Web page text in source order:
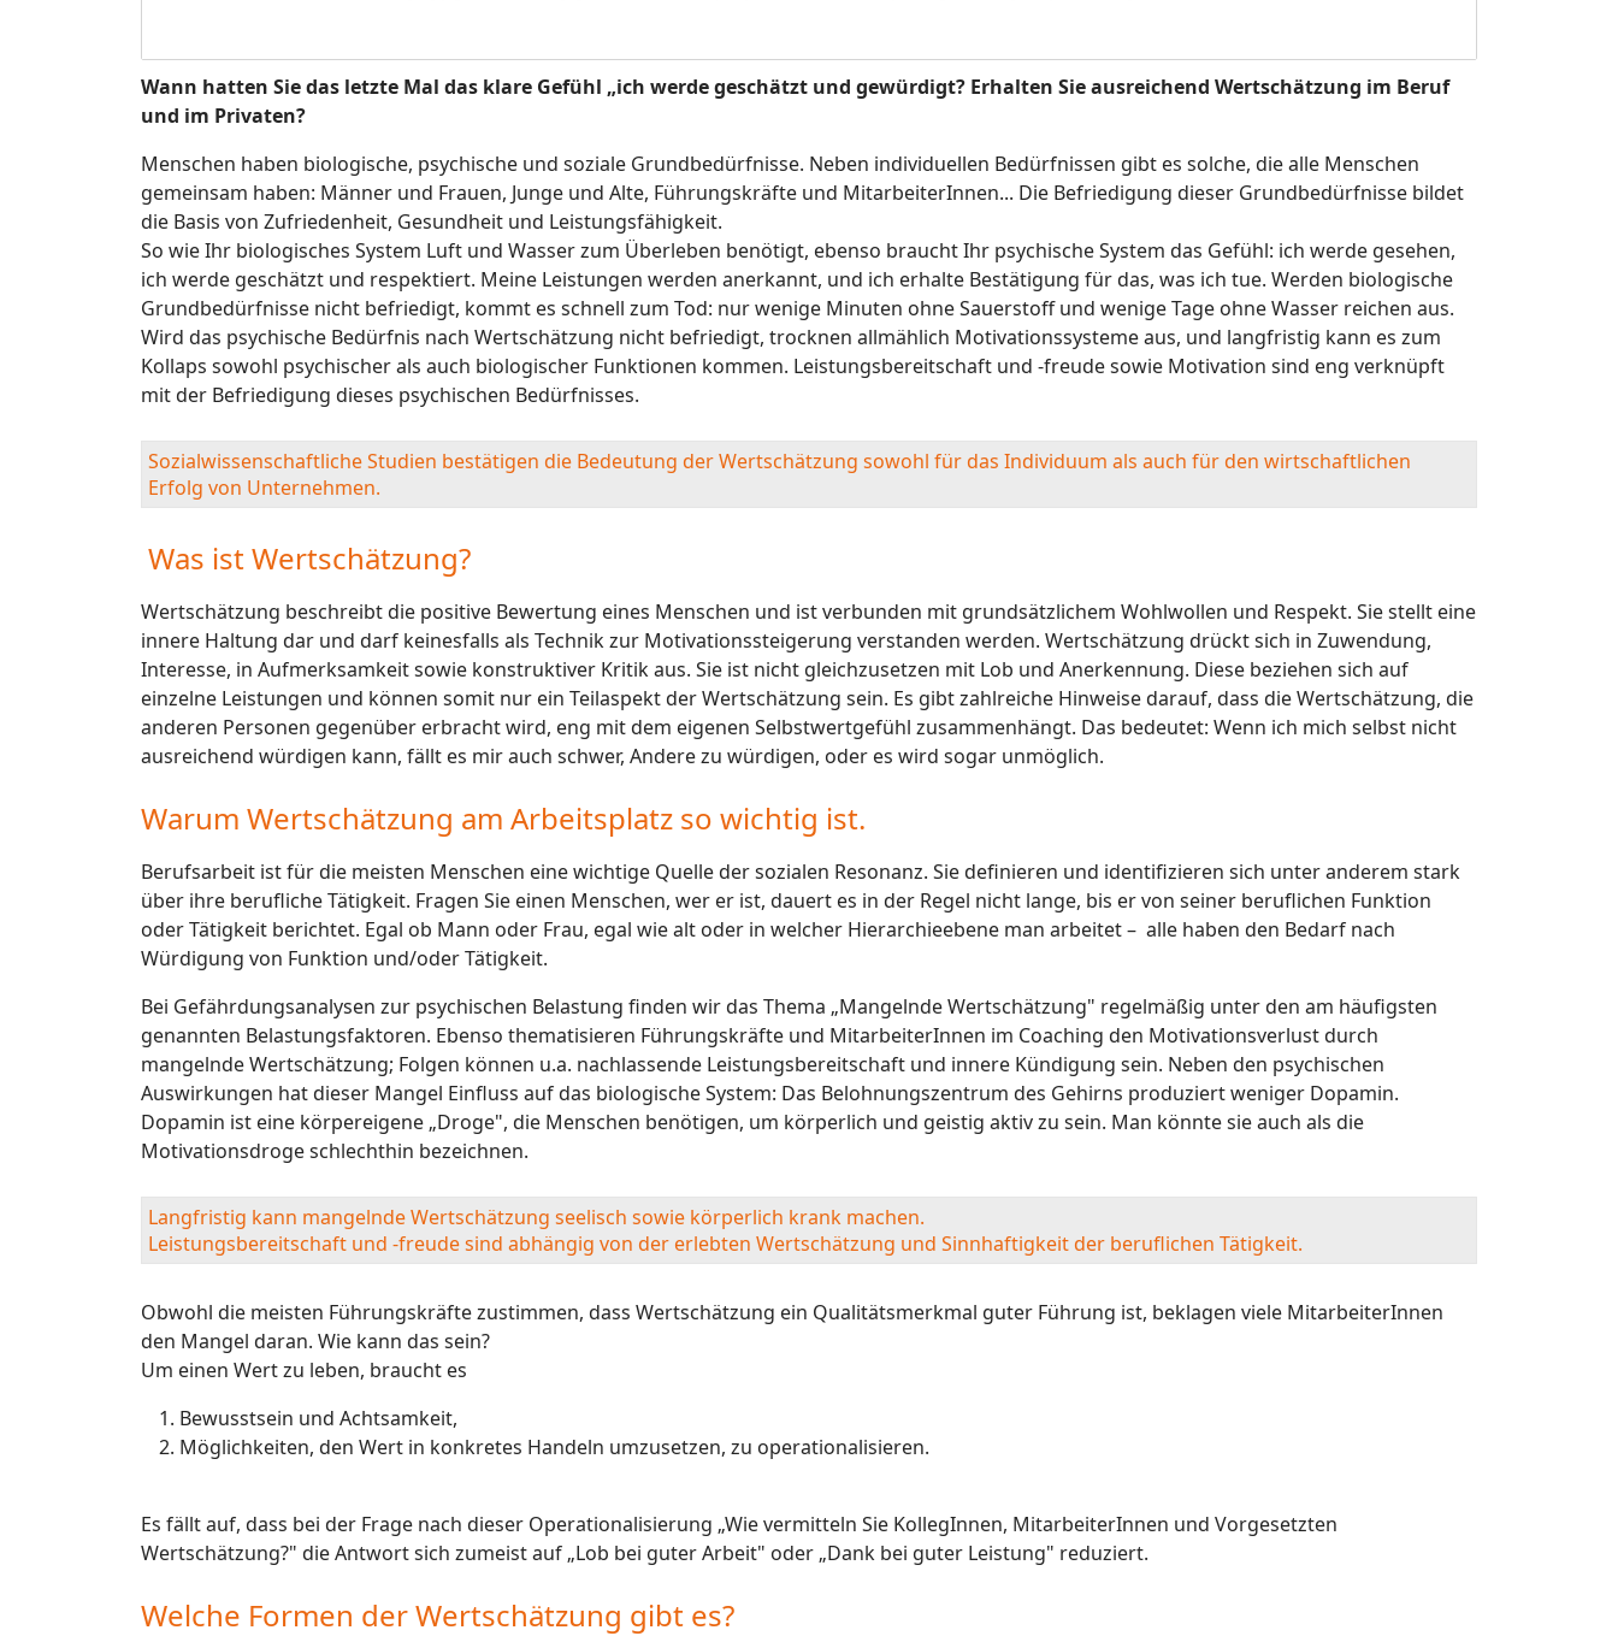
Wann hatten Sie das letzte Mal das klare Gefühl „ich werde geschätzt und gewürdigt? Erhalten Sie ausreichend Wertschätzung im Beruf
und im Privaten?
Menschen haben biologische, psychische und soziale Grundbedürfnisse. Neben individuellen Bedürfnissen gibt es solche, die alle Menschen
gemeinsam haben: Männer und Frauen, Junge und Alte, Führungskräfte und MitarbeiterInnen... Die Befriedigung dieser Grundbedürfnisse bildet
die Basis von Zufriedenheit, Gesundheit und Leistungsfähigkeit.
So wie Ihr biologisches System Luft und Wasser zum Überleben benötigt, ebenso braucht Ihr psychische System das Gefühl: ich werde gesehen,
ich werde geschätzt und respektiert. Meine Leistungen werden anerkannt, und ich erhalte Bestätigung für das, was ich tue. Werden biologische
Grundbedürfnisse nicht befriedigt, kommt es schnell zum Tod: nur wenige Minuten ohne Sauerstoff und wenige Tage ohne Wasser reichen aus.
Wird das psychische Bedürfnis nach Wertschätzung nicht befriedigt, trocknen allmählich Motivationssysteme aus, und langfristig kann es zum
Kollaps sowohl psychischer als auch biologischer Funktionen kommen. Leistungsbereitschaft und -freude sowie Motivation sind eng verknüpft
mit der Befriedigung dieses psychischen Bedürfnisses.
Sozialwissenschaftliche Studien bestätigen die Bedeutung der Wertschätzung sowohl für das Individuum als auch für den wirtschaftlichen
Erfolg von Unternehmen.
Was ist Wertschätzung?
Wertschätzung beschreibt die positive Bewertung eines Menschen und ist verbunden mit grundsätzlichem Wohlwollen und Respekt. Sie stellt eine
innere Haltung dar und darf keinesfalls als Technik zur Motivationssteigerung verstanden werden. Wertschätzung drückt sich in Zuwendung,
Interesse, in Aufmerksamkeit sowie konstruktiver Kritik aus. Sie ist nicht gleichzusetzen mit Lob und Anerkennung. Diese beziehen sich auf
einzelne Leistungen und können somit nur ein Teilaspekt der Wertschätzung sein. Es gibt zahlreiche Hinweise darauf, dass die Wertschätzung, die
anderen Personen gegenüber erbracht wird, eng mit dem eigenen Selbstwertgefühl zusammenhängt. Das bedeutet: Wenn ich mich selbst nicht
ausreichend würdigen kann, fällt es mir auch schwer, Andere zu würdigen, oder es wird sogar unmöglich.
Warum Wertschätzung am Arbeitsplatz so wichtig ist.
Berufsarbeit ist für die meisten Menschen eine wichtige Quelle der sozialen Resonanz. Sie definieren und identifizieren sich unter anderem stark
über ihre berufliche Tätigkeit. Fragen Sie einen Menschen, wer er ist, dauert es in der Regel nicht lange, bis er von seiner beruflichen Funktion
oder Tätigkeit berichtet. Egal ob Mann oder Frau, egal wie alt oder in welcher Hierarchieebene man arbeitet – alle haben den Bedarf nach
Würdigung von Funktion und/oder Tätigkeit.
Bei Gefährdungsanalysen zur psychischen Belastung finden wir das Thema „Mangelnde Wertschätzung" regelmäßig unter den am häufigsten
genannten Belastungsfaktoren. Ebenso thematisieren Führungskräfte und MitarbeiterInnen im Coaching den Motivationsverlust durch
mangelnde Wertschätzung; Folgen können u.a. nachlassende Leistungsbereitschaft und innere Kündigung sein. Neben den psychischen
Auswirkungen hat dieser Mangel Einfluss auf das biologische System: Das Belohnungszentrum des Gehirns produziert weniger Dopamin.
Dopamin ist eine körpereigene „Droge", die Menschen benötigen, um körperlich und geistig aktiv zu sein. Man könnte sie auch als die
Motivationsdroge schlechthin bezeichnen.
Langfristig kann mangelnde Wertschätzung seelisch sowie körperlich krank machen.
Leistungsbereitschaft und -freude sind abhängig von der erlebten Wertschätzung und Sinnhaftigkeit der beruflichen Tätigkeit.
Obwohl die meisten Führungskräfte zustimmen, dass Wertschätzung ein Qualitätsmerkmal guter Führung ist, beklagen viele MitarbeiterInnen
den Mangel daran. Wie kann das sein?
Um einen Wert zu leben, braucht es
Bewusstsein und Achtsamkeit,
Möglichkeiten, den Wert in konkretes Handeln umzusetzen, zu operationalisieren.
Es fällt auf, dass bei der Frage nach dieser Operationalisierung „Wie vermitteln Sie KollegInnen, MitarbeiterInnen und Vorgesetzten
Wertschätzung?" die Antwort sich zumeist auf „Lob bei guter Arbeit" oder „Dank bei guter Leistung" reduziert.
Welche Formen der Wertschätzung gibt es?